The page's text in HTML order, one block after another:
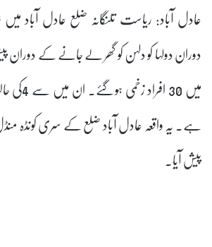
عادل آباد: ریاست تلنگانہ ضلع عادل آباد
دوران دولہا کو دلہن کو گھر لے جانے کے
میں 30
ہے۔ یہ واقعہ عادل آباد ضلع کے سری کونڈہ
پیش آیا۔